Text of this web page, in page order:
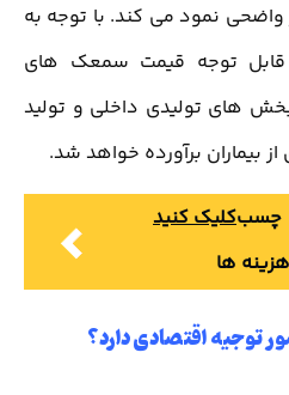
سال 1401 به طور واضحی نمود می کند. با توجه به
توجه قیمت سمعک های
بخش های تولیدی داخلی و تولید
از بیماران برآورده خواهد شد.
کلیک کنیدچسب
ها
توجیه اقتصادی دارد؟